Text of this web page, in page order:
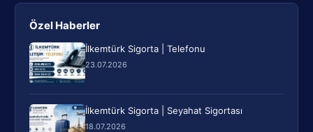
Özel Haberler
İlkemtürk Sigorta | Telefonu
23.07.2026
İlkemtürk Sigorta | Seyahat Sigortası
18.07.2026